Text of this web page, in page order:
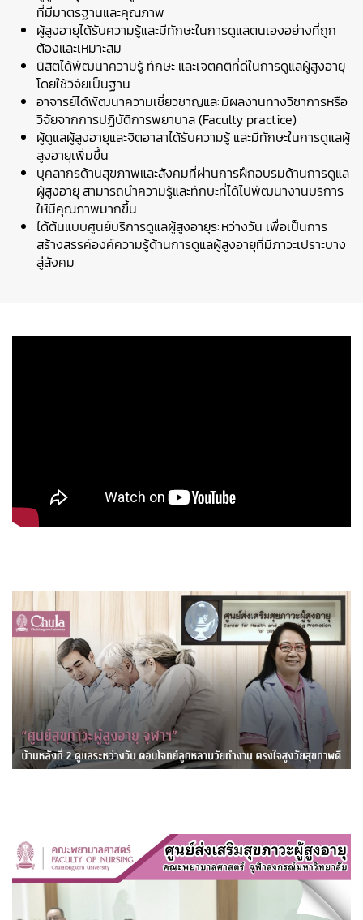
ที่มีมาตรฐานและคุณภาพ
ผู้สูงอายุได้รับความรู้และมีทักษะในการดูแลตนเองอย่างที่ถูก
ต้องและเหมาะสม
นิสิตได้พัฒนาความรู้ ทักษะ และเจตคติที่ดีในการดูแลผู้สูงอายุ
โดยใช้วิจัยเป็นฐาน
อาจารย์ได้พัฒนาความเชี่ยวชาญและมีผลงานทางวิชาการหรือ
วิจัยจากการปฏิบัติการพยาบาล (Faculty practice)
ผู้ดูแลผู้สูงอายุและจิตอาสาได้รับความรู้ และมีทักษะในการดูแลผู้
สูงอายุเพิ่มขึ้น
บุคลากรด้านสุขภาพและสังคมที่ผ่านการฝึกอบรมด้านการดูแล
ผู้สูงอายุ สามารถนำความรู้และทักษะที่ได้ไปพัฒนางานบริการ
ให้มีคุณภาพมากขึ้น
ได้ต้นแบบศูนย์บริการดูแลผู้สูงอายุระหว่างวัน เพื่อเป็นการ
สร้างสรรค์องค์ความรู้ด้านการดูแลผู้สูงอายุที่มีภาวะเปราะบาง
สู่สังคม